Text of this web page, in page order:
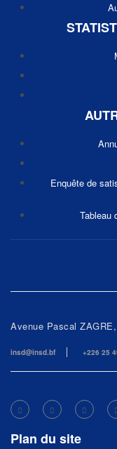
Enquête de
Tableau
Avenue Pascal
insd@insd.bf +226 25
Plan du site